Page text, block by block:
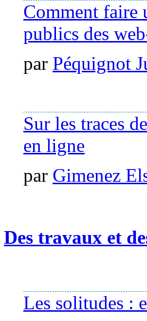
Comment faire
publics des
par Péquignot
Sur les traces
en ligne
par Gimenez
Des travaux et
Les solitudes :